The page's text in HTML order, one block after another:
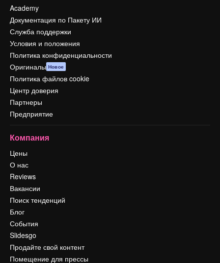
Academy
Документация по Пакету ИИ
Служба поддержки
Условия и положения
Политика конфиденциальности
Оригиналы Новое
Политика файлов cookie
Центр доверия
Партнеры
Предприятие
Компания
Цены
О нас
Reviews
Вакансии
Поиск тенденций
Блог
События
Slidesgo
Продайте свой контент
Помещение для прессы